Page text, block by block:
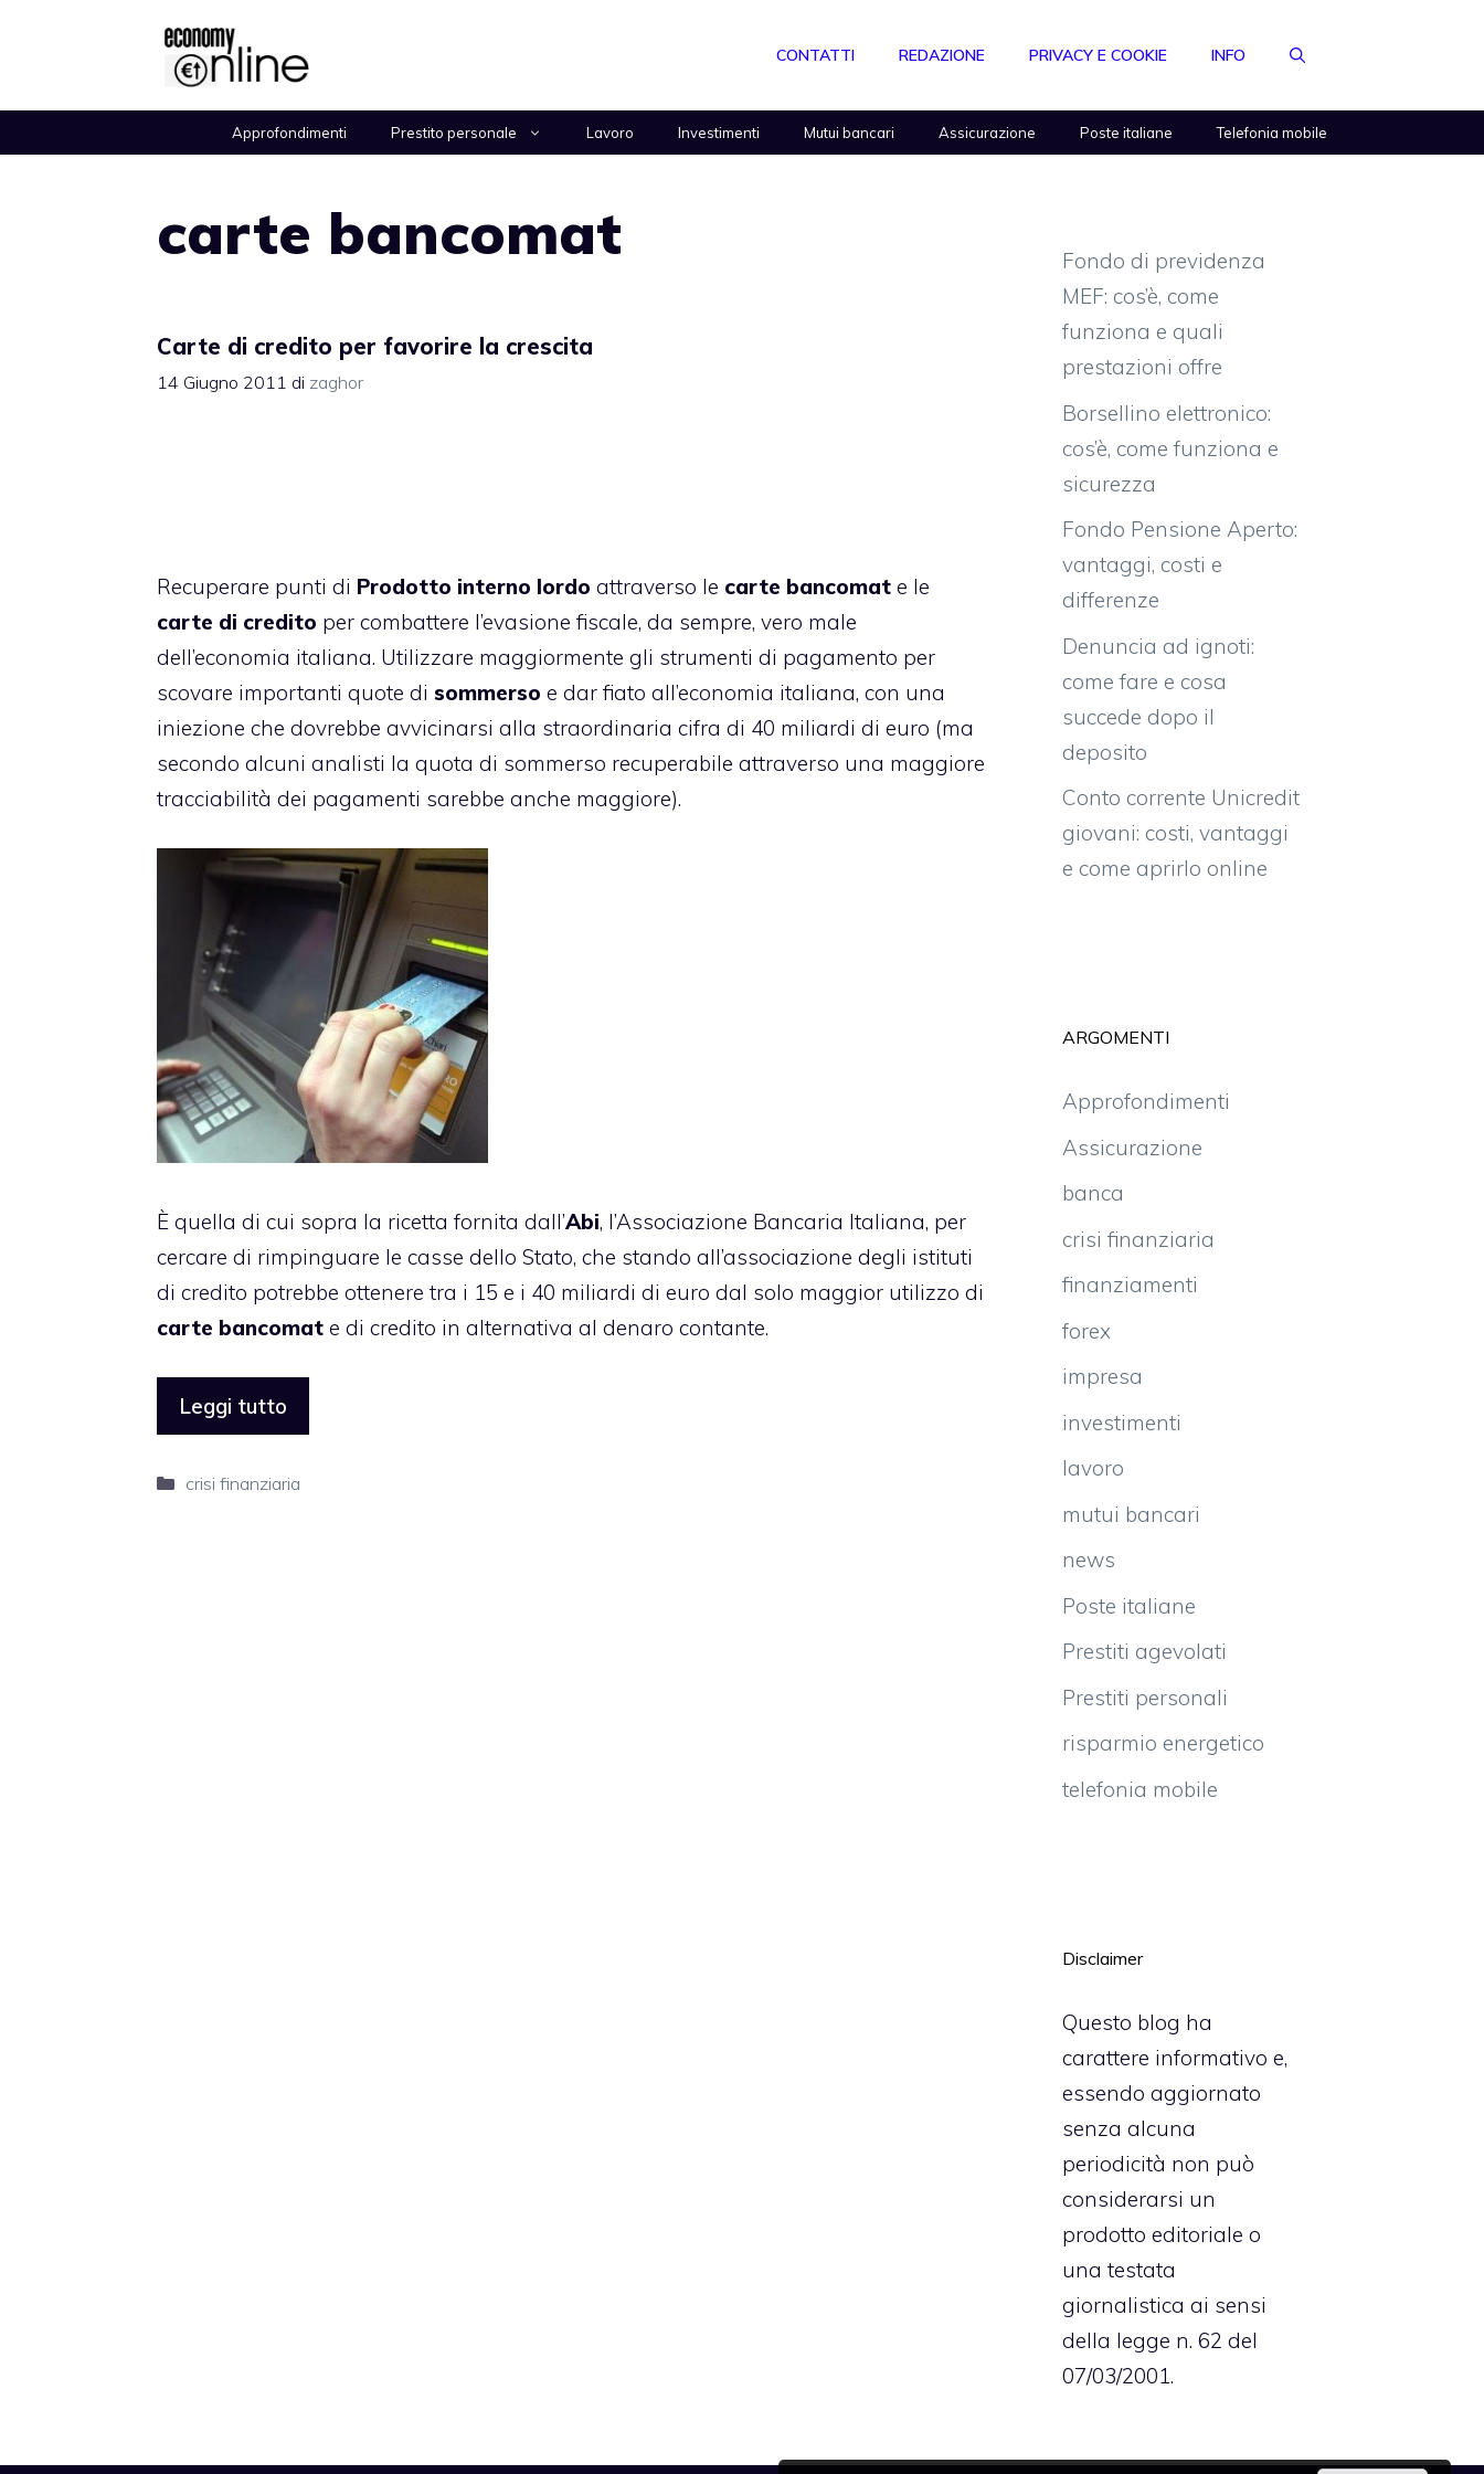
CONTATTI REDAZIONE PRIVACY E COOKIE INFO
Approfondimenti Prestito personale Lavoro Investimenti Mutui bancari Assicurazione Poste italiane Telefonia mobile
carte bancomat
Carte di credito per favorire la crescita
14 Giugno 2011 di zaghor
Recuperare punti di Prodotto interno lordo attraverso le carte bancomat e le
carte di credito per combattere l’evasione fiscale, da sempre, vero male
dell’economia italiana. Utilizzare maggiormente gli strumenti di pagamento per
scovare importanti quote di sommerso e dar fiato all’economia italiana, con una
iniezione che dovrebbe avvicinarsi alla straordinaria cifra di 40 miliardi di euro (ma
secondo alcuni analisti la quota di sommerso recuperabile attraverso una maggiore
tracciabilità dei pagamenti sarebbe anche maggiore).
È quella di cui sopra la ricetta fornita dall’Abi, l’Associazione Bancaria Italiana, per
cercare di rimpinguare le casse dello Stato, che stando all’associazione degli istituti
di credito potrebbe ottenere tra i 15 e i 40 miliardi di euro dal solo maggior utilizzo di
carte bancomat e di credito in alternativa al denaro contante.
Leggi tutto
Categorie
crisi finanziaria
Fondo di previdenza
MEF: cos’è, come
funziona e quali
prestazioni offre
Borsellino elettronico:
cos’è, come funziona e
sicurezza
Fondo Pensione Aperto:
vantaggi, costi e
differenze
Denuncia ad ignoti:
come fare e cosa
succede dopo il
deposito
Conto corrente Unicredit
giovani: costi, vantaggi
e come aprirlo online
ARGOMENTI
Approfondimenti
Assicurazione
banca
crisi finanziaria
finanziamenti
forex
impresa
investimenti
lavoro
mutui bancari
news
Poste italiane
Prestiti agevolati
Prestiti personali
risparmio energetico
telefonia mobile
Disclaimer
Questo blog ha
carattere informativo e,
essendo aggiornato
senza alcuna
periodicità non può
considerarsi un
prodotto editoriale o
una testata
giornalistica ai sensi
della legge n. 62 del
07/03/2001.